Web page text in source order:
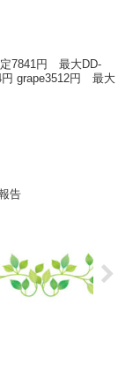
7841円 最大DD-
円 grape3512円 最大
告